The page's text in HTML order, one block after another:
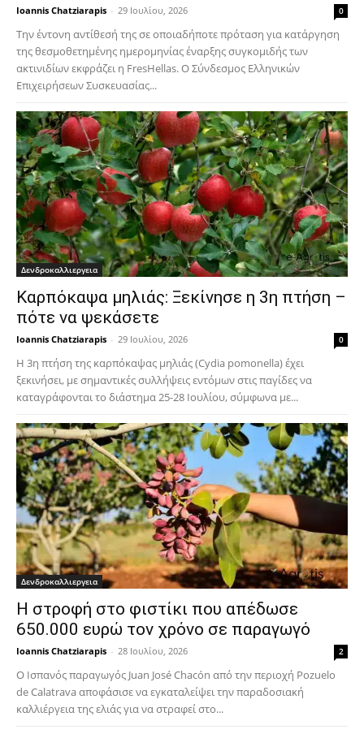
Ioannis Chatziarapis - 29 Ιουλίου, 2026 0
Την έντονη αντίθεσή της σε οποιαδήποτε πρόταση για κατάργηση
της θεσμοθετημένης ημερομηνίας έναρξης συγκομιδής των
ακτινιδίων εκφράζει η FresHellas. Ο Σύνδεσμος Ελληνικών
Επιχειρήσεων Συσκευασίας...
Δενδροκαλλιεργεια
Καρπόκαψα μηλιάς: Ξεκίνησε η 3η πτήση –
πότε να ψεκάσετε
Ioannis Chatziarapis - 29 Ιουλίου, 2026 0
Η 3η πτήση της καρπόκαψας μηλιάς (Cydia pomonella) έχει
ξεκινήσει, με σημαντικές συλλήψεις εντόμων στις παγίδες να
καταγράφονται το διάστημα 25-28 Ιουλίου, σύμφωνα με...
Δενδροκαλλιεργεια
Η στροφή στο φιστίκι που απέδωσε
650.000 ευρώ τον χρόνο σε παραγωγό
Ioannis Chatziarapis - 28 Ιουλίου, 2026 2
Ο Ισπανός παραγωγός Juan José Chacón από την περιοχή Pozuelo
de Calatrava αποφάσισε να εγκαταλείψει την παραδοσιακή
καλλιέργεια της ελιάς για να στραφεί στο...